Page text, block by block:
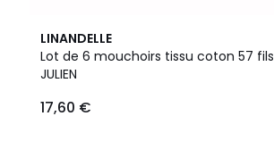
LINANDELLE
Lot de 6 mouchoirs tissu coton 57 fils
JULIEN
17,60 €
4,4
/ 5